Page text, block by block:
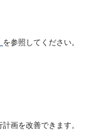
を参照してください。
画を改善できます。